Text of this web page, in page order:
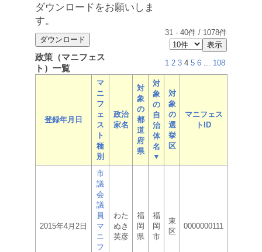
ダウンロードをお願いしま
す。
31 - 40件 / 1078件
政策（マニフェス
ト）一覧
1 2 3 4 5 6 ... 108
登録年月日
マ
ニ
フ
ェ
ス
ト
種
別
政治
家名
対
象
の
都
道
府
県
対
象
の
自
治
体
名
▼
対
象
の
選
挙
区
マニフェス
トID
2015年4月2日
市
議
会
議
員
マ
ニ
フ
わた
ぬき
英彦
福
岡
県
福
岡
市
東
区
0000000111